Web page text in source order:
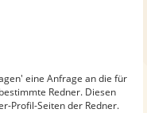
eine Anfrage an die für
Redner. Diesen
Profil-Seiten der Redner.